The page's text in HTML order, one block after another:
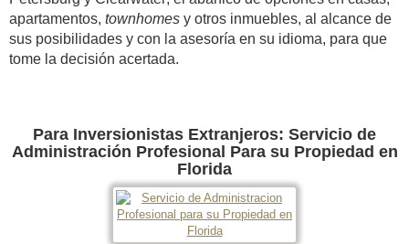
apartamentos, townhomes y otros inmuebles, al alcance de
sus posibilidades y con la asesoría en su idioma, para que
tome la decisión acertada.
Para Inversionistas Extranjeros: Servicio de
Administración Profesional Para su Propiedad en
Florida